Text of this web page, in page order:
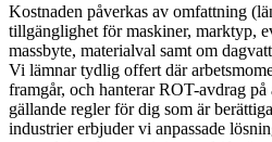
Kostnaden påverkas av omfattning
tillgänglighet för maskiner, marktyp,
massbyte, materialval samt om
Vi lämnar tydlig offert där
framgår, och hanterar ROT-avdrag på
gällande regler för dig som är
industrier erbjuder vi anpassade